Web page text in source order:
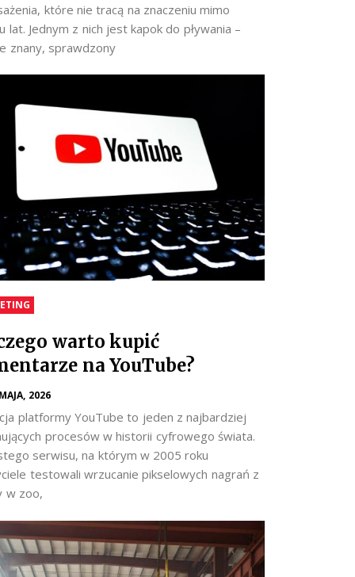
które nie tracą na znaczeniu mimo
lat. Jednym z nich jest kapok do pływania –
znany, sprawdzony
warto kupić
na YouTube?
2026
platformy YouTube to jeden z najbardziej
procesów w historii cyfrowego świata.
serwisu, na którym w 2005 roku
testowali wrzucanie pikselowych nagrań z
w zoo,